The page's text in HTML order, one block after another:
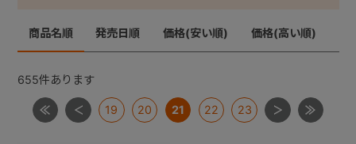
ジョイトリップ
ジョイトリップアドバンスＩＳＯＦＩＸ
ムーブフィットジュニア
商品名順 発売日順 価格(安い順) 価格(高い順)
655件あります
19 20 21 22 23